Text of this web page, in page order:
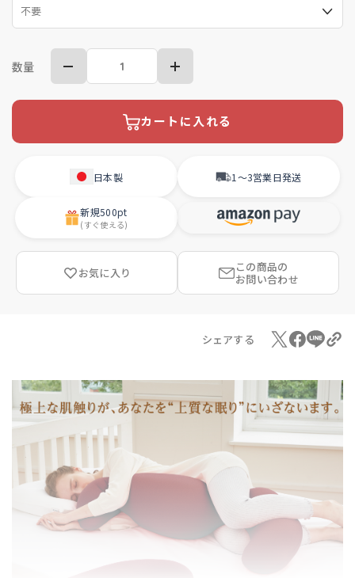
数量
カートに入れる
日本製 1〜3営業日発送
新規500pt
(すぐ使える)
お気に入り
この商品の
お問い合わせ
シェアする